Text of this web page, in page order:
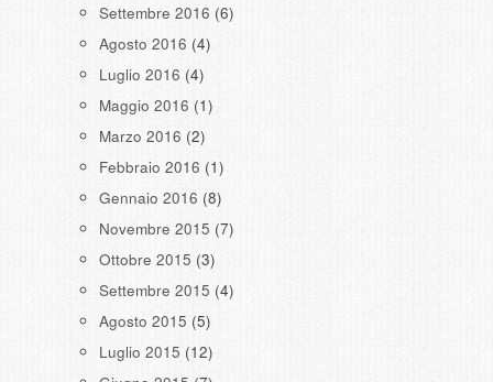
Settembre 2016 (6)
Agosto 2016 (4)
Luglio 2016 (4)
Maggio 2016 (1)
Marzo 2016 (2)
Febbraio 2016 (1)
Gennaio 2016 (8)
Novembre 2015 (7)
Ottobre 2015 (3)
Settembre 2015 (4)
Agosto 2015 (5)
Luglio 2015 (12)